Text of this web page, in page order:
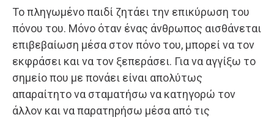
Το πληγωμένο παιδί ζητάει την επικύρωση του
πόνου του. Μόνο όταν ένας άνθρωπος αισθάνεται
επιβεβαίωση μέσα στον πόνο του, μπορεί να τον
εκφράσει και να τον ξεπεράσει. Για να αγγίξω το
σημείο που με πονάει είναι απολύτως
απαραίτητο να σταματήσω να κατηγορώ τον
άλλον και να παρατηρήσω μέσα από τις